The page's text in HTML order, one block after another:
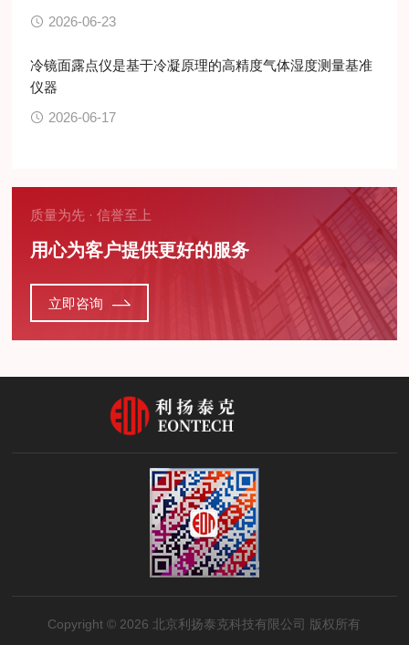
2026-06-23
冷镜面露点仪是基于冷凝原理的高精度气体湿度测量基准
仪器
2026-06-17
质量为先 · 信誉至上
用心为客户提供更好的服务
立即咨询
Copyright © 2026 北京利扬泰克科技有限公司 版权所有